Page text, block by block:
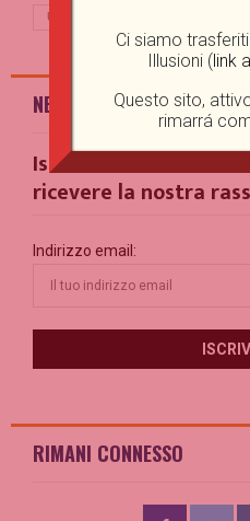
UNIONE EUROPEA
NEWSLETTER
Iscriviti alla nostra
ricevere la nostra
Indirizzo email:
RIMANI CONNESSO
Ci siamo
Illusioni (link
Questo sito,
rimarrá